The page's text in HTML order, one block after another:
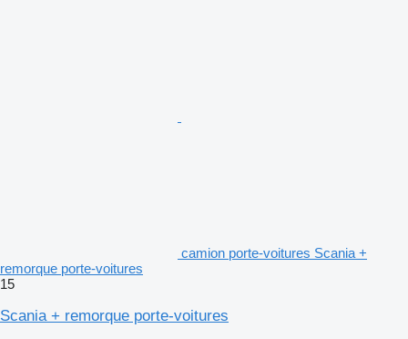
camion porte-voitures Scania +
remorque porte-voitures
15
Scania + remorque porte-voitures